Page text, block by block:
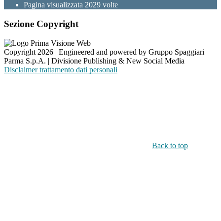
Pagina visualizzata 2029 volte
Sezione Copyright
Copyright 2026 | Engineered and powered by Gruppo Spaggiari
Parma S.p.A. | Divisione Publishing & New Social Media
Disclaimer trattamento dati personali
Back to top